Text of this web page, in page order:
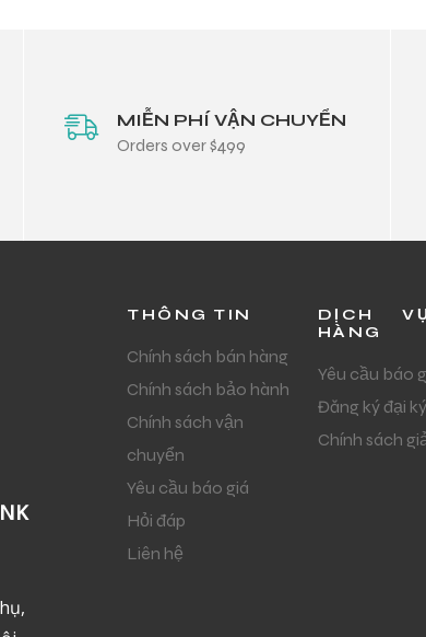
MIỄN PHÍ VẬN CHUYỂN
Orders over $499
THÔNG TIN
Chính sách bán hàng
Chính sách bảo hành
Chính sách vận
chuyển
Yêu cầu báo giá
Hỏi đáp
Liên hệ
DỊCH
HÀNG
Yêu cầu báo
Đăng ký đại ký
Chính sách